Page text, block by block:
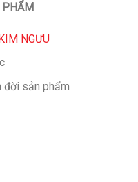
PHẨM
NGƯU
đời sản phẩm